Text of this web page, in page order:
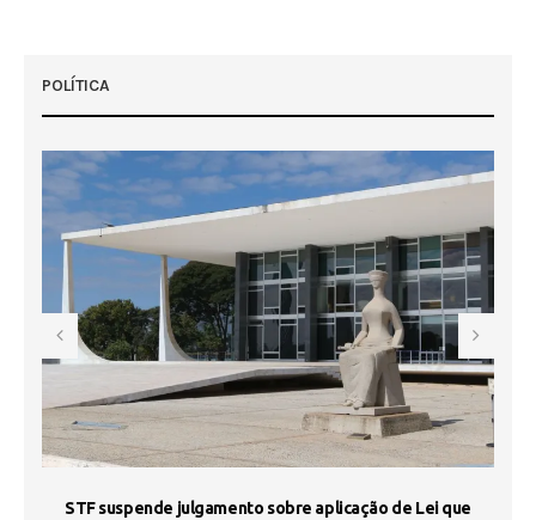
POLÍTICA
STF suspende julgamento sobre aplicação de Lei que